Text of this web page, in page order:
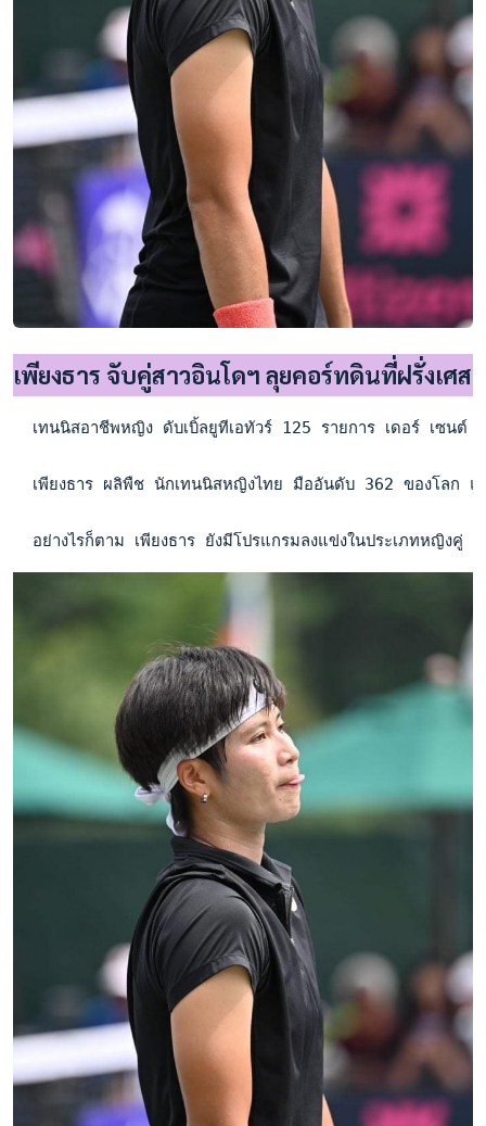
เพียงธาร จับคู่สาวอินโดฯ ลุยคอร์ทดินที่ฝรั่งเศส
เทนนิสอาชีพหญิง ดับเบิ้ลยูทีเอทัวร์ 125 รายการ เดอร์ เซนต์
เพียงธาร ผลิพืช นักเทนนิสหญิงไทย มืออันดับ 362 ของโลก
อย่างไรก็ตาม เพียงธาร ยังมีโปรแกรมลงแข่งในประเภทหญิงคู่